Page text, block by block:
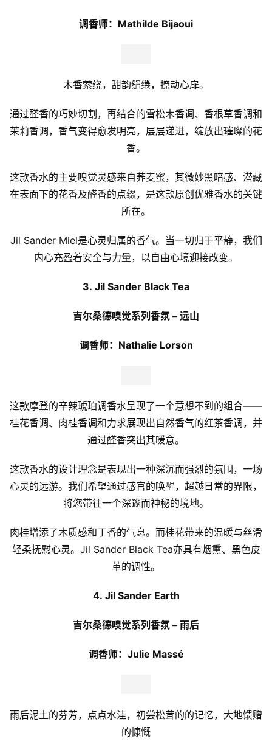
调香师：Mathilde Bijaoui
木香萦绕，甜韵缱绻，撩动心扉。
通过醛香的巧妙切割，再结合的雪松木香调、香根草香调和
茉莉香调，香气变得愈发明亮，层层递进，绽放出璀璨的花
香。
这款香水的主要嗅觉灵感来自荞麦蜜，其微妙黑暗感、潜藏
在表面下的花香及醛香的点缀，是这款原创优雅香水的关键
所在。
Jil Sander Miel是心灵归属的香气。当一切归于平静，我们
内心充盈着安全与力量，以自由心境迎接改变。
3. Jil Sander Black Tea
吉尔桑德嗅觉系列香氛 – 远山
调香师：Nathalie Lorson
这款摩登的辛辣琥珀调香水呈现了一个意想不到的组合——
桂花香调、肉桂香调和力求展现出自然香气的红茶香调，并
通过醛香突出其暖意。
这款香水的设计理念是表现出一种深沉而强烈的氛围，一场
心灵的远游。我们希望通过感官的唤醒，超越日常的界限，
将您带往一个深邃而神秘的境地。
肉桂增添了木质感和丁香的气息。而桂花带来的温暖与丝滑
轻柔抚慰心灵。Jil Sander Black Tea亦具有烟熏、黑色皮
革的调性。
4. Jil Sander Earth
吉尔桑德嗅觉系列香氛 – 雨后
调香师：Julie Massé
雨后泥土的芬芳，点点水洼，初尝松茸的的记忆，大地馈赠
的慷慨